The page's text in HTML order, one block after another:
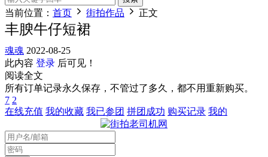
当前位置： 首页 街拍作品 正文
丰腴牛仔短裙
魂魂 2022-08-25
此内容 登录 后可见！
阅读全文
所有订单记录永久保存，不管过了多久，都不用重新购买。
7 2
在线充值 我的收藏 我已参团 拼团成功 购买记录 我的